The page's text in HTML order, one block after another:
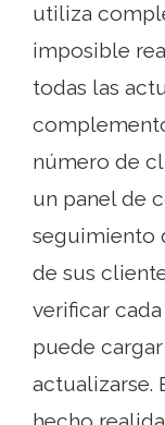
utiliza
imposible
todas las
número de
un panel de
seguimiento
de sus
verificar
puede
actualizarse.